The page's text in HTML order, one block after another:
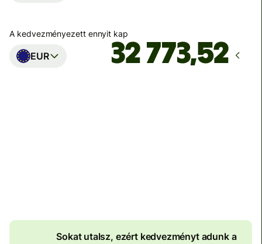
A kedvezményezett ennyit kap
EUR
Sokat utalsz, ezért kedvezményt adunk a